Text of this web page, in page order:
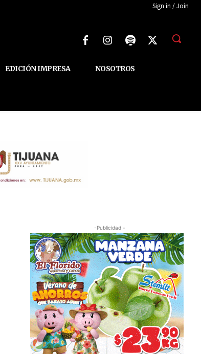
Sign in / Join
EDICIÓN IMPRESA NOSOTROS
-Publicidad -